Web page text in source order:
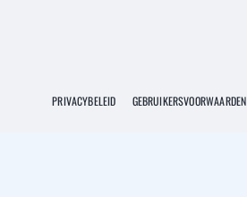
PRIVACYBELEID GEBRUIKERSVOORWAARDEN